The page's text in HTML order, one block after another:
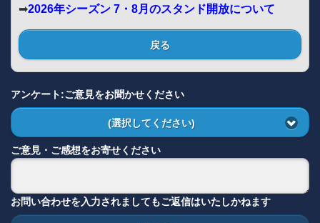
➡2026年シーズン 7・8月のスタンド開放について
戻る
アンケート:ご意見をお聞かせください
(選択してください)
ご意見・ご感想をお寄せください
お問い合わせを入力されましてもご返信はいたしかねます